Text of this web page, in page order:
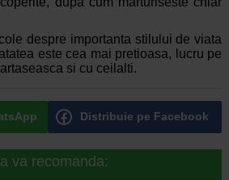
despre importanta stilului de viata
este cea mai pretioasa, lucru pe
si cu ceilalti.
Distribuie pe Facebook
va recomanda: